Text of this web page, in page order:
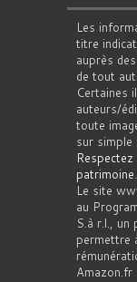
Les
titre
auprès
de tout
Certaines
auteurs/
toute
sur simple
patrimoine.
Le site
au
S.à r.l., un
permettre
Amazon.fr